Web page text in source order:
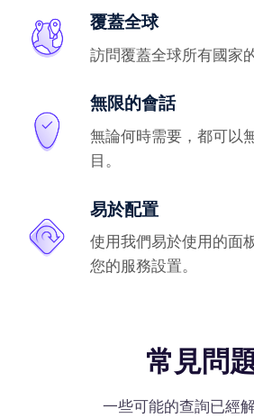
覆蓋全球
訪問覆蓋全球所有國家
無限的會話
無論何時需要，都可以
目。
易於配置
使用我們易於使用的面
您的服務設置。
常見問
一些可能的查詢已經